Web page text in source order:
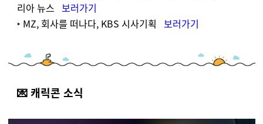
리아 뉴스 보러가기
‣ MZ, 회사를 떠나다, KBS 시사기획 보러가기
💌 캐릭콘 소식